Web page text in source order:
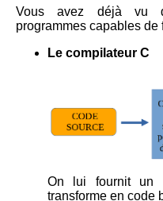
Vous avez déjà vu
programmes capables de
Le compilateur C
On lui fournit un
transforme en code